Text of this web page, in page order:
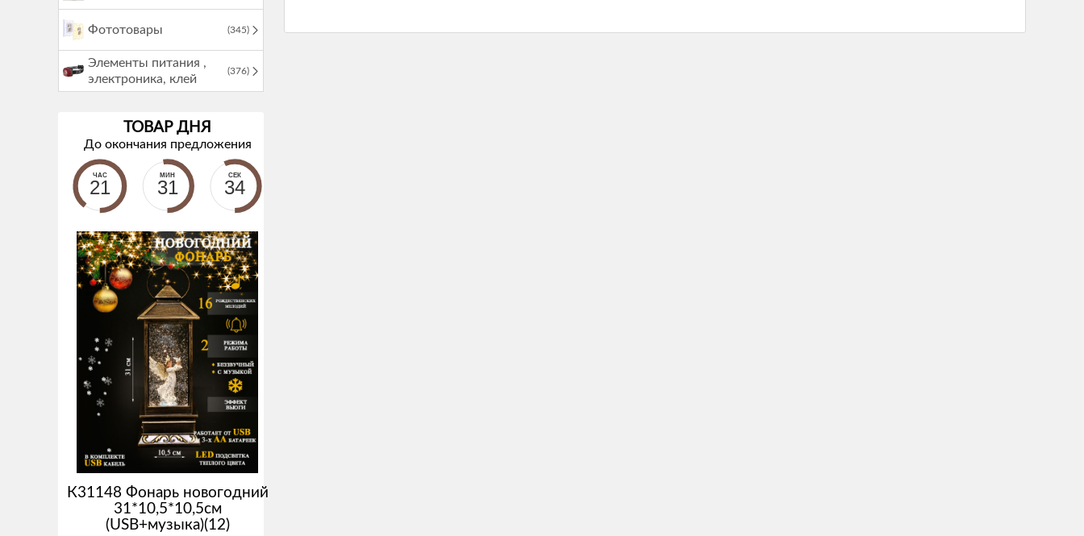
Фототовары (345)
Элементы питания ,
электроника, клей
(376)
ТОВАР ДНЯ
До окончания предложения
ЧАС
21
МИН
31
СЕК
33
К31148 Фонарь новогодний
31*10,5*10,5см
(USB+музыка)(12)